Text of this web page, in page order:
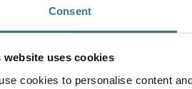
Consent
website uses cookies
cookies to personalise content
kun je achteraf betalen, nadat
van Riverty. Met de
sturen wij je door naar